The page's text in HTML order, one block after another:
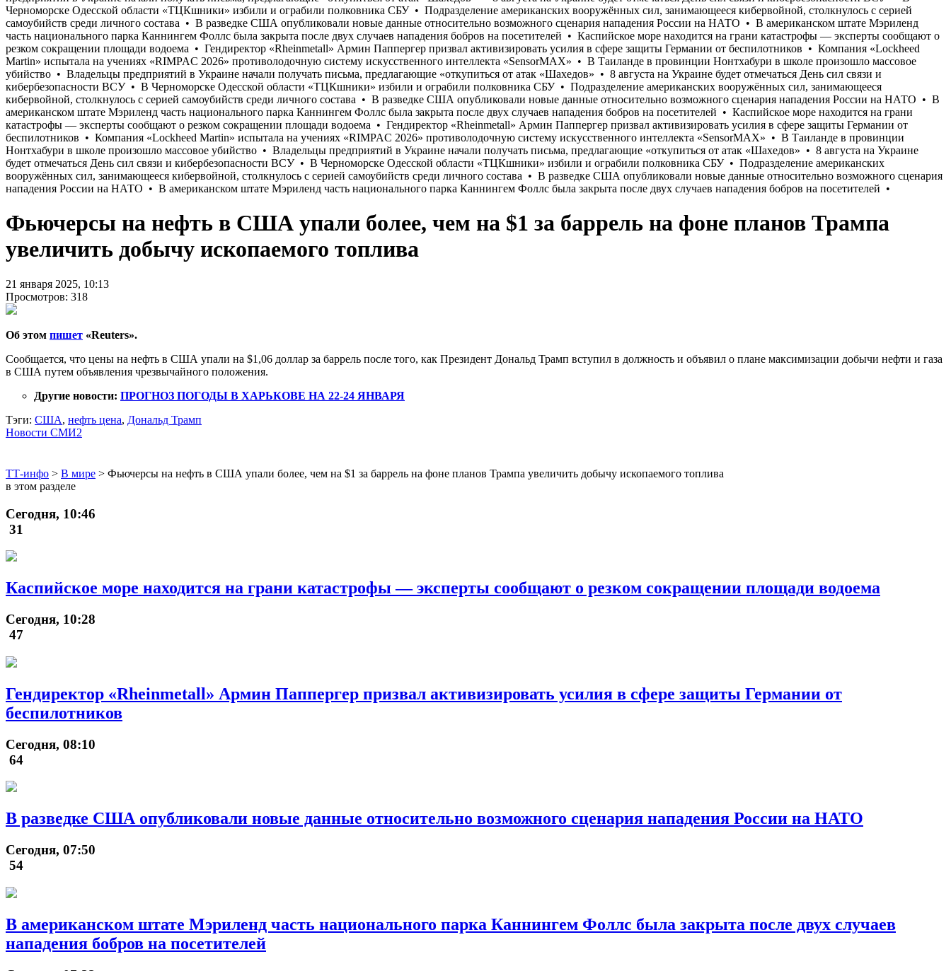
Фьючерсы на нефть в США упали более, чем на $1 за баррель на фоне планов Трампа
увеличить добычу ископаемого топлива
21 января 2025, 10:13
Просмотров: 318
Об этом пишет «Reuters».
Сообщается, что цены на нефть в США упали на $1,06 доллар за баррель после того, как Президент Дональд Трамп вступил в должность и объявил о плане максимизации добычи нефти и газа
в США путем объявления чрезвычайного положения.
Другие новости: ПРОГНОЗ ПОГОДЫ В ХАРЬКОВЕ НА 22-24 ЯНВАРЯ
Тэги: США, нефть цена, Дональд Трамп
Новости СМИ2
ТТ-инфо > В мире > Фьючерсы на нефть в США упали более, чем на $1 за баррель на фоне планов Трампа увеличить добычу ископаемого топлива
в этом разделе
Сегодня, 10:46
31
Каспийское море находится на грани катастрофы — эксперты сообщают о резком сокращении площади водоема
Сегодня, 10:28
47
Гендиректор «Rheinmetall» Армин Паппергер призвал активизировать усилия в сфере защиты Германии от
беспилотников
Сегодня, 08:10
64
В разведке США опубликовали новые данные относительно возможного сценария нападения России на НАТО
Сегодня, 07:50
54
В американском штате Мэриленд часть национального парка Каннингем Фоллс была закрыта после двух случаев
нападения бобров на посетителей